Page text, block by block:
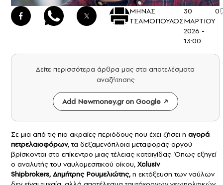
ΜΗΝΑΣ
ΤΣΑΜΟΠΟΥΛΟΣ
30
ΜΑΡΤΙΟΥ
2026 -
13:00
0
Δείτε περισσότερα άρθρα μας στα αποτελέσματα
αναζήτησης
Add Newmoney.gr on Google
Σε μια από τις πιο ακραίες περιόδους που έχει ζήσει η αγορά
πετρελαιοφόρων, τα δεξαμενόπλοια μεταφοράς αργού
βρίσκονται στο επίκεντρο μιας τέλειας καταιγίδας. Όπως εξηγεί
ο αναλυτής του ναυλομεσιτικού οίκου, Xclusiv
Shipbrokers,Δημήτρης Ρουμελιώτης,η εκτόξευση των ναύλων